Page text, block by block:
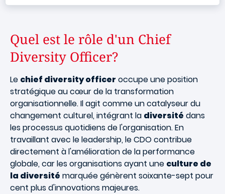
Quel est le rôle d'un Chief
Diversity Officer?
Le chief diversity officer occupe une position
stratégique au cœur de la transformation
organisationnelle. Il agit comme un catalyseur du
changement culturel, intégrant la diversité dans
les processus quotidiens de l'organisation. En
travaillant avec le leadership, le CDO contribue
directement à l'amélioration de la performance
globale, car les organisations ayant une culture de
la diversité marquée génèrent soixante-sept pour
cent plus d'innovations majeures.